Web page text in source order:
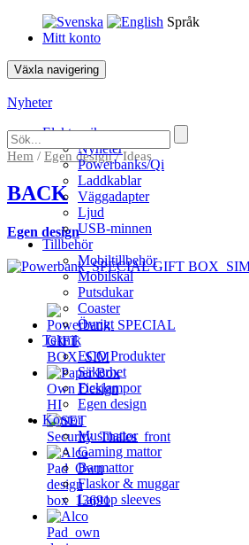
Språk
Mitt konto
Växla navigering
Nyheter
Elektronik
Nyheter
Powerbanks/Qi
Laddkablar
Väggadapter
Ljud
USB-minnen
Tillbehör
Mobiltillbehör
Mobilskal
Putsdukar
Coaster
Övrigt
Teknik
ECO Produkter
Säkerhet
Ficklampor
Egen design
Kontor
Musmattor
Gaming mattor
Barmattor
Flaskor & muggar
Laptop sleeves
Hem / Egen design/ Ideas
BACK
Egen design